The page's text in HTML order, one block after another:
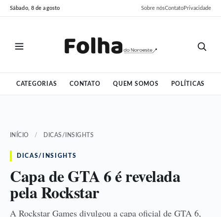
Pular
para
Pular
para
Sábado, 8 de agosto Sobre nósContatoPrivacidade
CATEGORIAS CONTATO QUEM SOMOS POLÍTICAS
INÍCIO / DICAS/INSIGHTS
DICAS/INSIGHTS
Capa de GTA 6 é revelada
pela Rockstar
A Rockstar Games divulgou a capa oficial de GTA 6,